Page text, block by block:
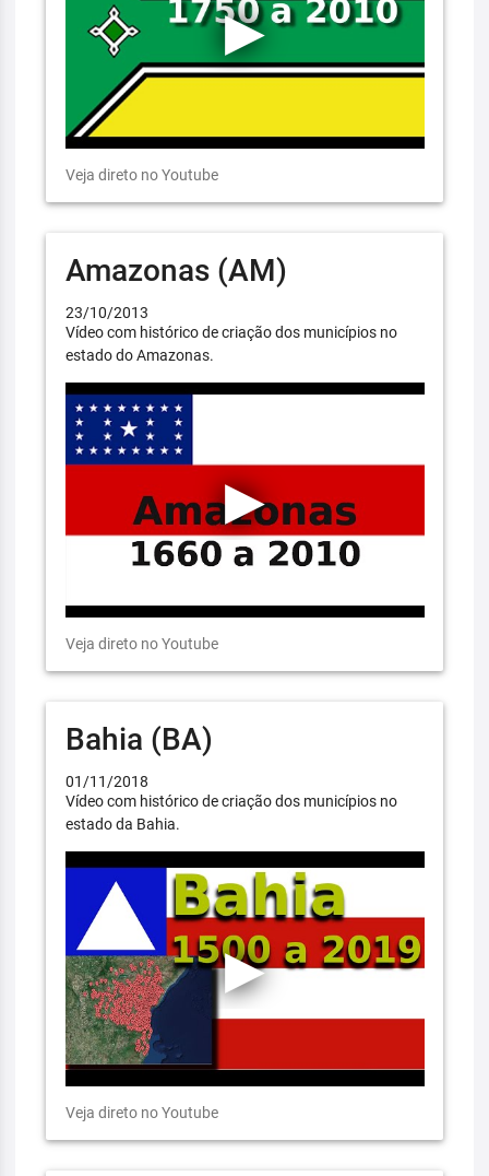
Veja direto no Youtube
Amazonas (AM)
23/10/2013
Vídeo com histórico de criação dos municípios no
estado do Amazonas.
Veja direto no Youtube
Bahia (BA)
01/11/2018
Vídeo com histórico de criação dos municípios no
estado da Bahia.
Veja direto no Youtube